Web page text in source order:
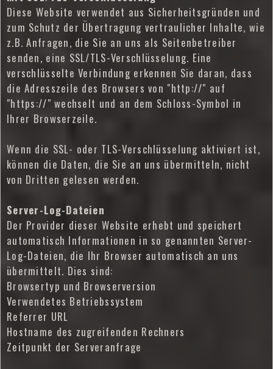
Diese Website verwendet aus Sicherheitsgründen und
zum Schutz der Übertragung vertraulicher Inhalte, wie
z.B. Anfragen, die Sie an uns als Seitenbetreiber
senden, eine SSL/TLS-Verschlüsselung. Eine
verschlüsselte Verbindung erkennen Sie daran, dass
die Adresszeile des Browsers von "http://" auf
"https://" wechselt und an dem Schloss-Symbol in
Ihrer Browserzeile.
Wenn die SSL- oder TLS-Verschlüsselung aktiviert ist,
können die Daten, die Sie an uns übermitteln, nicht
von Dritten gelesen werden.
Server-Log-Dateien
Der Provider dieser Website erhebt und speichert
automatisch Informationen in so genannten Server-
Log-Dateien, die Ihr Browser automatisch an uns
übermittelt. Dies sind:
Browsertyp und Browserversion
Verwendetes Betriebssystem
Referrer URL
Hostname des zugreifenden Rechners
Zeitpunkt der Serveranfrage